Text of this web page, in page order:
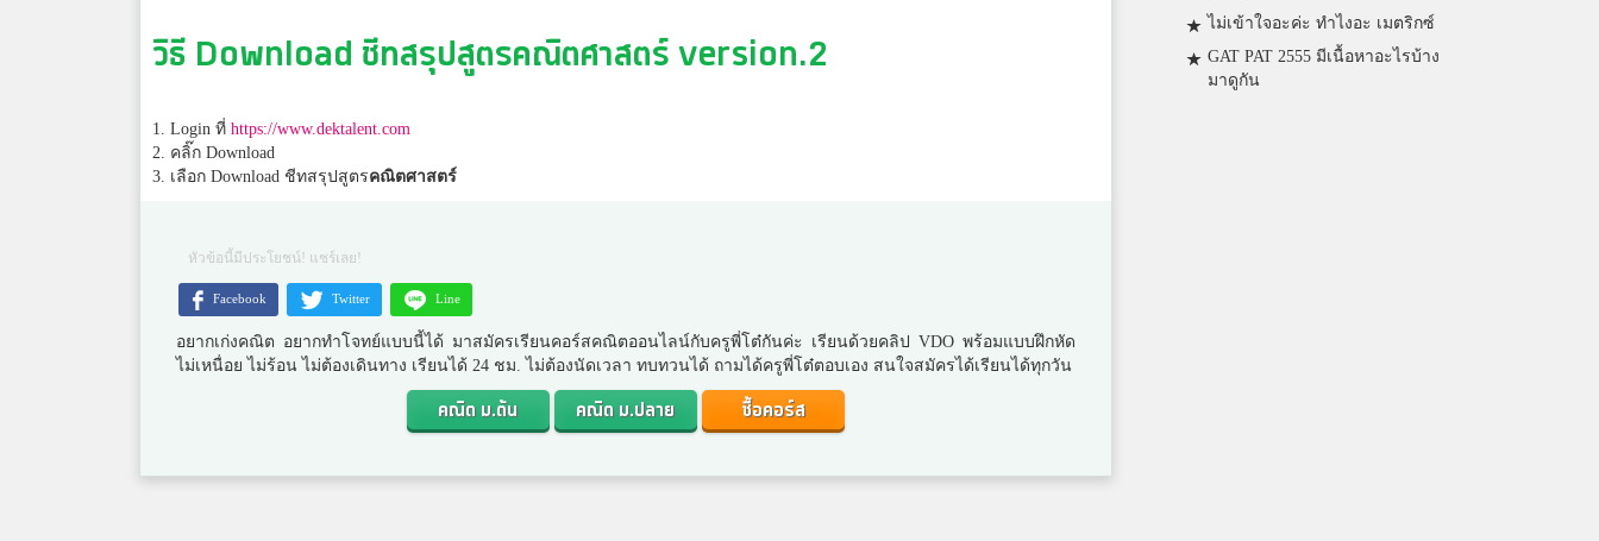
วิธี Download ชีทสรุปสูตรคณิตศาสตร์version.2
1. Login ที่ https://www.dektalent.com
2. คลิ๊ก Download
3. เลือก Download ชีทสรุปสูตรคณิตศาสตร์
หัวข้อนี้มีประโยชน์! แชร์เลย!
Facebook Twitter Line
อยากเก่งคณิต อยากทำโจทย์แบบนี้ได้ มาสมัครเรียนคอร์สคณิตออนไลน์กับครูพี่โต๋กันค่ะ เรียนด้วยคลิป VDO พร้อมแบบฝึกหัด
ไม่เหนื่อย ไม่ร้อน ไม่ต้องเดินทาง เรียนได้ 24 ชม. ไม่ต้องนัดเวลา ทบทวนได้ ถามได้ครูพี่โต๋ตอบเอง สนใจสมัครได้เรียนได้ทุกวัน
คณิต ม.ต้น คณิต ม.ปลาย ซื้อคอร์ส
ไม่เข้าใจอะค่ะ ทำไงอะ เมตริกซ์
GAT PAT 2555 มีเนื้อหาอะไรบ้าง
มาดูกัน